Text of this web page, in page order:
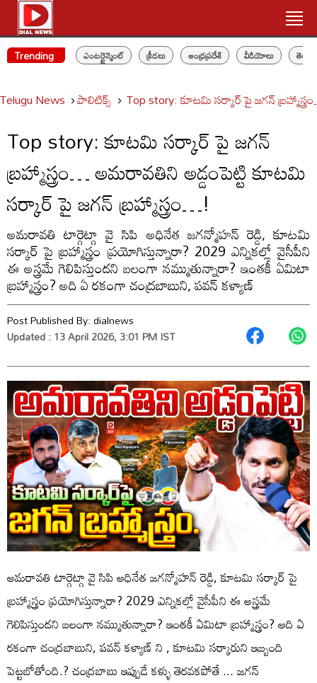
Trending ఎంటర్టైన్మెంట్ క్రీడలు ఆంధ్రప్రదేశ్ వీడియోలు
Telugu News పాలిటిక్స్‌ Top story: కూటమి సర్కార్ పై జగన్
Top story: కూటమి సర్కార్ పై జగన్
బ్రహ్మాస్త్రం… అమరావతిని అడ్డంపెట్టి కూటమి
సర్కార్ పై జగన్ బ్రహ్మాస్త్రం…!
అమరావతి టార్గెట్గా వై సిపి అధినేత జగన్మోహన్ రెడ్డి, కూటమి
సర్కార్ పై బ్రహ్మాస్త్రం ప్రయోగిస్తున్నారా? 2029 ఎన్నికల్లో వైసీపీని
ఈ అస్త్రమే గెలిపిస్తుందని బలంగా నమ్ముతున్నారా? ఇంతకీ ఏమిటా
బ్రహ్మాస్త్రం? అది ఏ రకంగా చంద్రబాబుని, పవన్ కళ్యాణ్
Post Published By:dialnews
Updated : 13 April 2026, 3:01 PM IST
అమరావతి టార్గెట్గా వై సిపి అధినేత జగన్మోహన్ రెడ్డి, కూటమి సర్కార్ పై
బ్రహ్మాస్త్రం ప్రయోగిస్తున్నారా? 2029 ఎన్నికల్లో వైసీపీని ఈ అస్త్రమే
గెలిపిస్తుందని బలంగా నమ్ముతున్నారా? ఇంతకీ ఏమిటా బ్రహ్మాస్త్రం? అది ఏ
రకంగా చంద్రబాబుని, పవన్ కళ్యాణ్ ని , కూటమి సర్కారుని ఇబ్బంది
పెట్టబోతోంది.? చంద్రబాబు ఇప్పుడే కళ్ళు తెరవకపోతే ... జగన్